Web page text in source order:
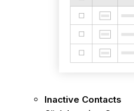
Inactive Contacts